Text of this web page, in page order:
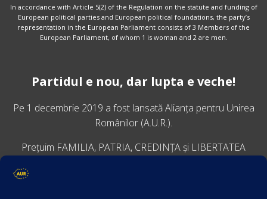
In accordance with Article 5(2) of the Regulation on the statute and funding of
European political parties and European political foundations, the party’s
representation in the European Parliament consists of 3 Members of the
European Parliament, of whom 1 is woman and 2 are men.
Partidul e nou, dar lupta e veche!
Pe 1 decembrie 2019 a fost lansatăAlianța pentru Unirea
Românilor (A.U.R.).
Prețuim FAMILIA, PATRIA, CREDINȚA și LIBERTATEA